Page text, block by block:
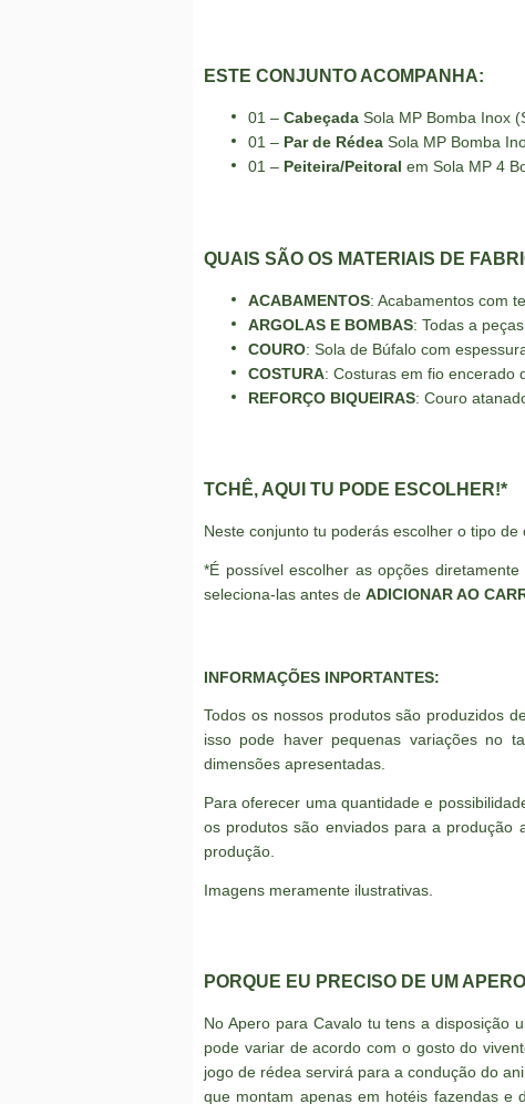
ESTE CONJUNTO ACOMPANHA:
01 – Cabeçada Sola MP Bomba Inox
01 – Par de Rédea Sola MP Bomba
01 – Peiteira/Peitoral em Sola MP 4
QUAIS SÃO OS MATERIAIS DE
ACABAMENTOS: Acabamentos com
ARGOLAS E BOMBAS: Todas a
COURO: Sola de Búfalo com
COSTURA: Costuras em fio encerado
REFORÇO BIQUEIRAS: Couro
TCHÊ, AQUI TU PODE ESCOLHER!*
Neste conjunto tu poderás escolher o tipo de
*É possível escolher as opções
seleciona-las antes de ADICIONAR AO
INFORMAÇÕES INPORTANTES:
Todos os nossos produtos são produzidos
isso pode haver pequenas variações no
dimensões apresentadas.
Para oferecer uma quantidade e
os produtos são enviados para a
produção.
Imagens meramente ilustrativas.
PORQUE EU PRECISO DE UM
No Apero para Cavalo tu tens a disposição
pode variar de acordo com o gosto do
jogo de rédea servirá para a condução do
que montam apenas em hotéis fazendas e